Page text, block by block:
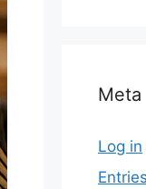
Meta
Log in